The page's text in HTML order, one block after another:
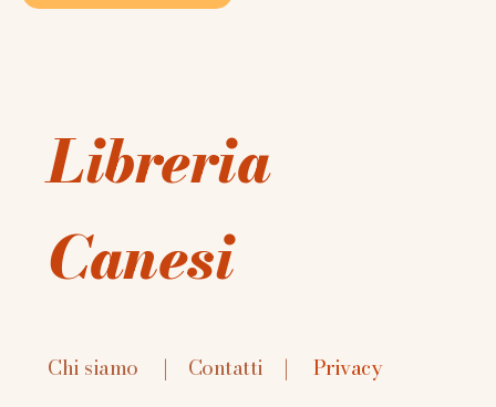
Libreria
Canesi
Chi siamo | Contatti | Privacy